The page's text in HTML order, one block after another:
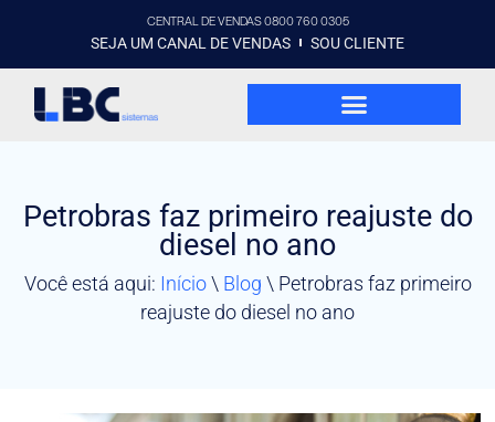
CENTRAL DE VENDAS 0800 760 0305
SEJA UM CANAL DE VENDAS SOU CLIENTE
Petrobras faz primeiro reajuste do
diesel no ano
Você está aqui: Início\ Blog \ Petrobras faz primeiro
reajuste do diesel no ano